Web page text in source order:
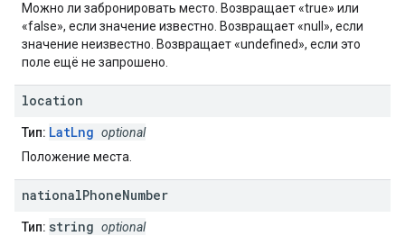
Можно ли забронировать место. Возвращает «true» или
«false», если значение известно. Возвращает «null», если
значение неизвестно. Возвращает «undefined», если это
поле ещё не запрошено.
location
Тип: LatLng optional
Положение места.
nationalPhoneNumber
Тип: string optional